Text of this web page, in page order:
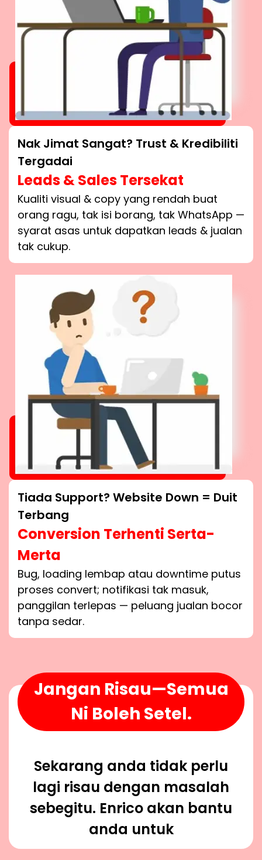
Nak Jimat Sangat? Trust & Kredibiliti
Tergadai
Leads & Sales Tersekat
Kualiti visual & copy yang rendah buat
orang ragu, tak isi borang, tak WhatsApp —
syarat asas untuk dapatkan leads & jualan
tak cukup.
Tiada Support? Website Down = Duit
Terbang
Conversion Terhenti Serta-
Merta
Bug, loading lembap atau downtime putus
proses convert; notifikasi tak masuk,
panggilan terlepas — peluang jualan bocor
tanpa sedar.
Jangan Risau—Semua
Ni Boleh Setel.
Sekarang anda tidak perlu
lagi risau dengan masalah
sebegitu. Enrico akan bantu
anda untuk